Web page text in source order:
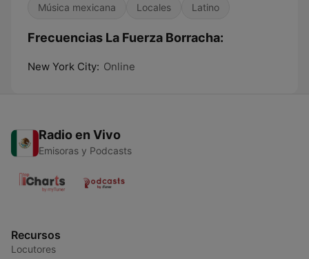
Música mexicana Locales Latino
Frecuencias La Fuerza Borracha:
New York City: Online
Radio en Vivo
Emisoras y Podcasts
Recursos
Locutores